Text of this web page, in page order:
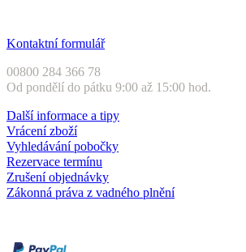
Kontaktní formulář
00800 284 366 78
Od pondělí do pátku 9:00 až 15:00 hod.
Další informace a tipy
Vrácení zboží
Vyhledávání pobočky
Rezervace termínu
Zrušení objednávky
Zákonná práva z vadného plnění